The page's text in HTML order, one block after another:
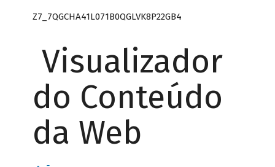
Z7_7QGCHA41L071B0QGLVK8P22GB4
Visualizador
do Conteúdo
da Web